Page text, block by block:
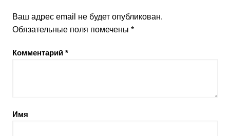
Ваш адрес email не будет опубликован.
Обязательные поля помечены *
Комментарий *
Имя